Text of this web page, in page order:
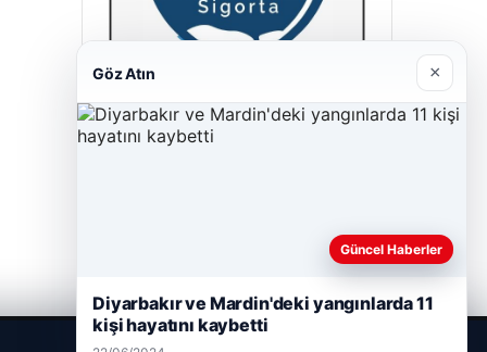
Cengiz Sigorta
Göz Atın ×
Güncel Haberler
Diyarbakır ve Mardin'deki yangınlarda 11
kişi hayatını kaybetti